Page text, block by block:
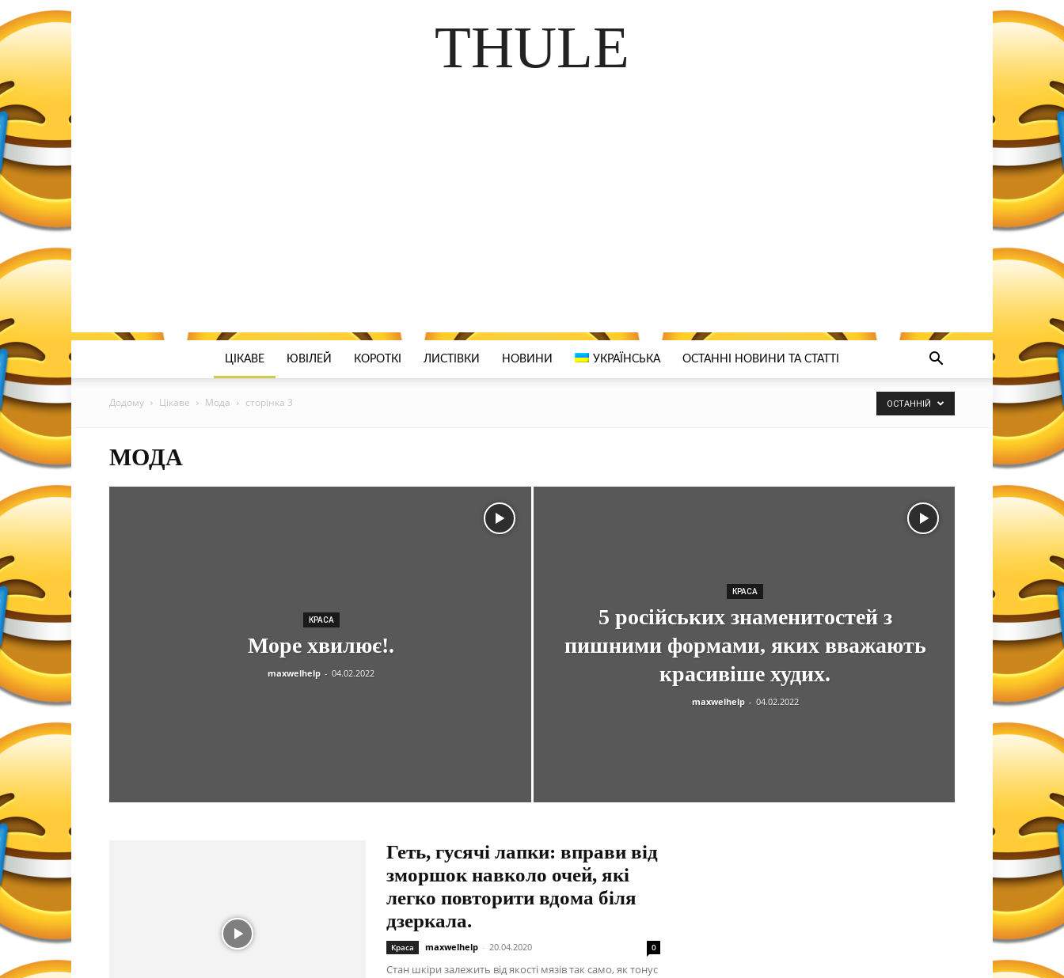
THULE
ЦІКАВЕ ЮВІЛЕЙ КОРОТКІ ЛИСТІВКИ НОВИНИ УКРАЇНСЬКА ОСТАННІ НОВИНИ ТА СТАТТІ
Додому Цікаве Мода сторінка 3 ОСТАННІЙ
МОДА
КРАСА
Море хвилює!.
maxwelhelp - 04.02.2022
КРАСА
5 російських знаменитостей з
пишними формами, яких вважають
красивіше худих.
maxwelhelp - 04.02.2022
Геть, гусячі лапки: вправи від
зморшок навколо очей, які
легко повторити вдома біля
дзеркала.
Краса maxwelhelp - 20.04.2020 0
Стан шкіри залежить від якості мязів так само, як тонус